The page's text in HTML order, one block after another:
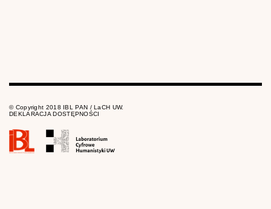
© Copyright 2018 IBL PAN / LaCH UW.
DEKLARACJA DOSTĘPNOŚCI